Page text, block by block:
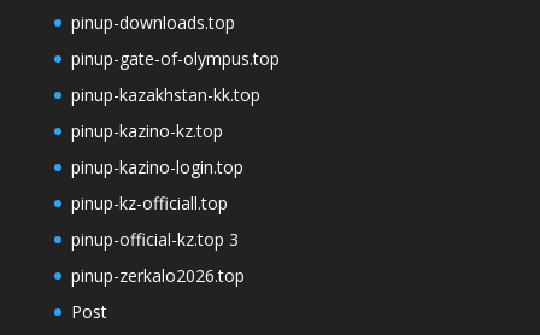
pinup-downloads.top
pinup-gate-of-olympus.top
pinup-kazakhstan-kk.top
pinup-kazino-kz.top
pinup-kazino-login.top
pinup-kz-officiall.top
pinup-official-kz.top 3
pinup-zerkalo2026.top
Post